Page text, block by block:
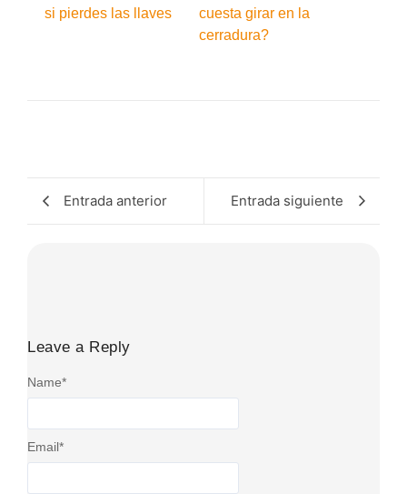
si pierdes las llaves
cuesta girar en la
cerradura?
Entrada anterior Entrada siguiente
Leave a Reply
Name*
Email*